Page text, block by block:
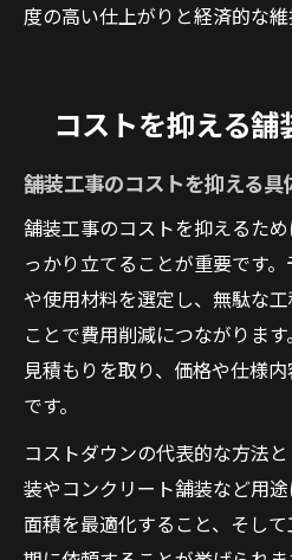
度の高い仕上がりと経済的な維
コストを抑える
舗装工事のコストを抑える具
舗装工事のコストを抑えるた
っかり立てることが重要です
や使用材料を選定し、無駄な
ことで費用削減につながりま
見積もりを取り、価格や仕様
です。
コストダウンの代表的な方法
装やコンクリート舗装など用
面積を最適化すること、そし